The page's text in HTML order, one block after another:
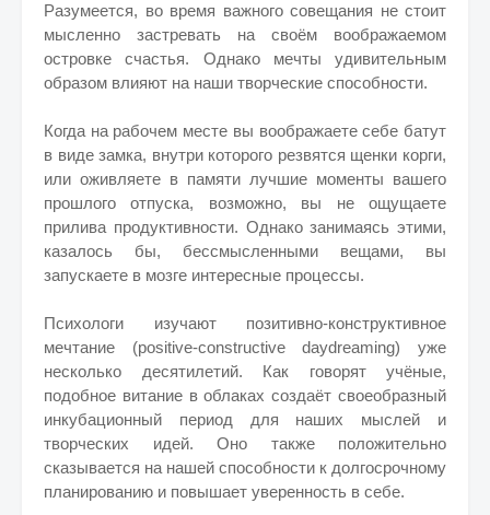
Разумеется, во время важного совещания не стоит
мысленно застревать на своём воображаемом
островке счастья. Однако мечты удивительным
образом влияют на наши творческие способности.
Когда на рабочем месте вы воображаете себе батут
в виде замка, внутри которого резвятся щенки корги,
или оживляете в памяти лучшие моменты вашего
прошлого отпуска, возможно, вы не ощущаете
прилива продуктивности. Однако занимаясь этими,
казалось бы, бессмысленными вещами, вы
запускаете в мозге интересные процессы.
Психологи изучают позитивно-конструктивное
мечтание (positive-constructive daydreaming) уже
несколько десятилетий. Как говорят учёные,
подобное витание в облаках создаёт своеобразный
инкубационный период для наших мыслей и
творческих идей. Оно также положительно
сказывается на нашей способности к долгосрочному
планированию и повышает уверенность в себе.